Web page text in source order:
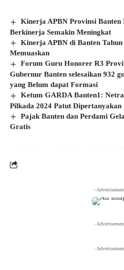
Kinerja APBN Provinsi Banten
Berkinerja Semakin Meningkat
Kinerja APBN di Banten
Memuaskan
Forum Guru Honorer R3
Gubernur Banten selesaikan 932
yang Belum dapat Formasi
Ketum GARDA Banten1:
Pilkada 2024 Patut Dipertanyakan
Pajak Banten dan Perdami
Gratis
-
-
-